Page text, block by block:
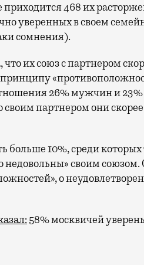
приходится 468 их
уверенных в своем
сомнения).
их союз с партнером
26% мужчин и
партнером они
больше 10%, среди
своим союзом.
о
58% москвичей